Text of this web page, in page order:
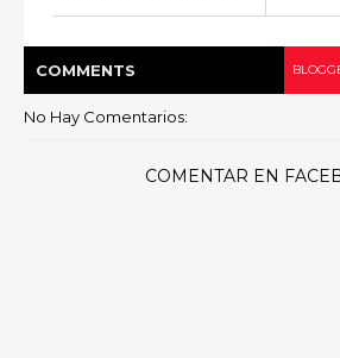
COMMENTS
No Hay Comentarios:
COMENTAR EN